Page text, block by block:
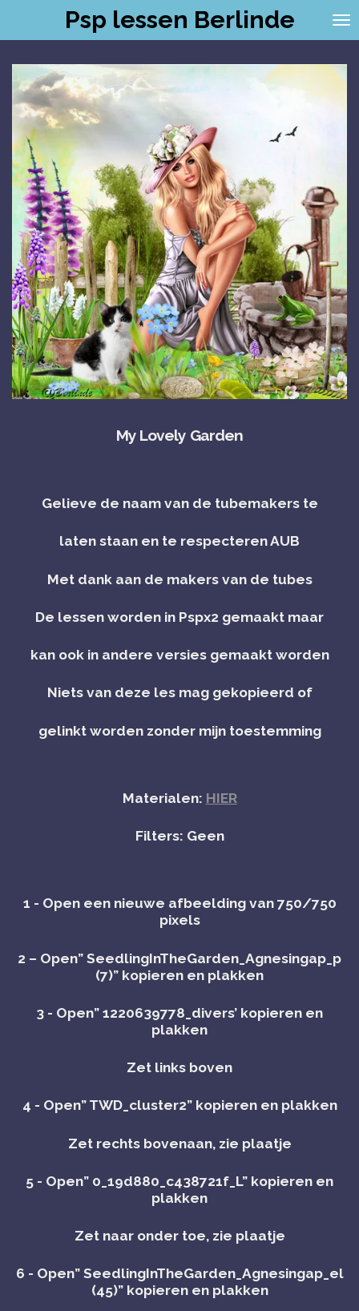
de
hoofdinhoud
Psp lessen Berlinde
My Lovely Garden
Gelieve de naam van de tubemakers te
laten staan en te respecteren AUB
Met dank aan de makers van de tubes
De lessen worden in Pspx2 gemaakt maar
kan ook in andere versies gemaakt worden
Niets van deze les mag gekopieerd of
gelinkt worden zonder mijn toestemming
Materialen: HIER
Filters: Geen
1 - Open een nieuwe afbeelding van 750/750
pixels
2 – Open” SeedlingInTheGarden_Agnesingap_p
(7)” kopieren en plakken
3 - Open” 1220639778_divers’ kopieren en
plakken
Zet links boven
4 - Open” TWD_cluster2” kopieren en plakken
Zet rechts bovenaan, zie plaatje
5 - Open” 0_19d880_c438721f_L” kopieren en
plakken
Zet naar onder toe, zie plaatje
6 - Open” SeedlingInTheGarden_Agnesingap_el
(45)” kopieren en plakken